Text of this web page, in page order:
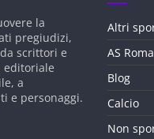
la
pregiudizi,
scrittori e
editoriale
a
e personaggi.
Altri
AS Roma
Blog
Calcio
Non